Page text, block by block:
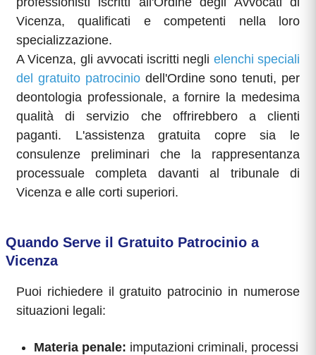
Vicenza, qualificati e competenti nella loro
specializzazione.
A Vicenza, gli avvocati iscritti negli elenchi speciali
del gratuito patrociniodell'Ordine sono tenuti, per
deontologia professionale, a fornire la medesima
qualità di servizio che offrirebbero a clienti
paganti. L'assistenza gratuita copre sia le
consulenze preliminari che la rappresentanza
processuale completa davanti al tribunale di
Vicenza e alle corti superiori.
Quando Serve il Gratuito Patrocinio a
Vicenza
Puoi richiedere il gratuito patrocinio in numerose
situazioni legali:
Materia penale: imputazioni criminali, processi